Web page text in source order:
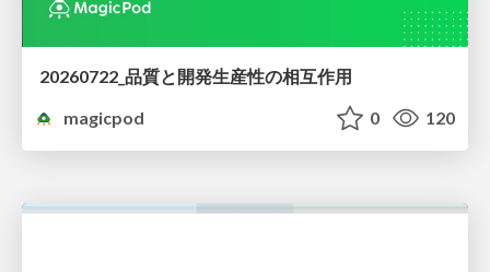
20260722_品質と開発生産性の相互作用
magicpod
0 120